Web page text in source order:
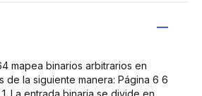
mapea binarios arbitrarios en
de la siguiente manera: Página 6 6
La entrada binaria se divide en